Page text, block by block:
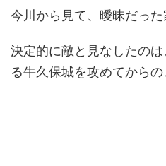
今川から見て、曖昧だった
決定的に敵と見なしたの
る牛久保城を攻めてからの